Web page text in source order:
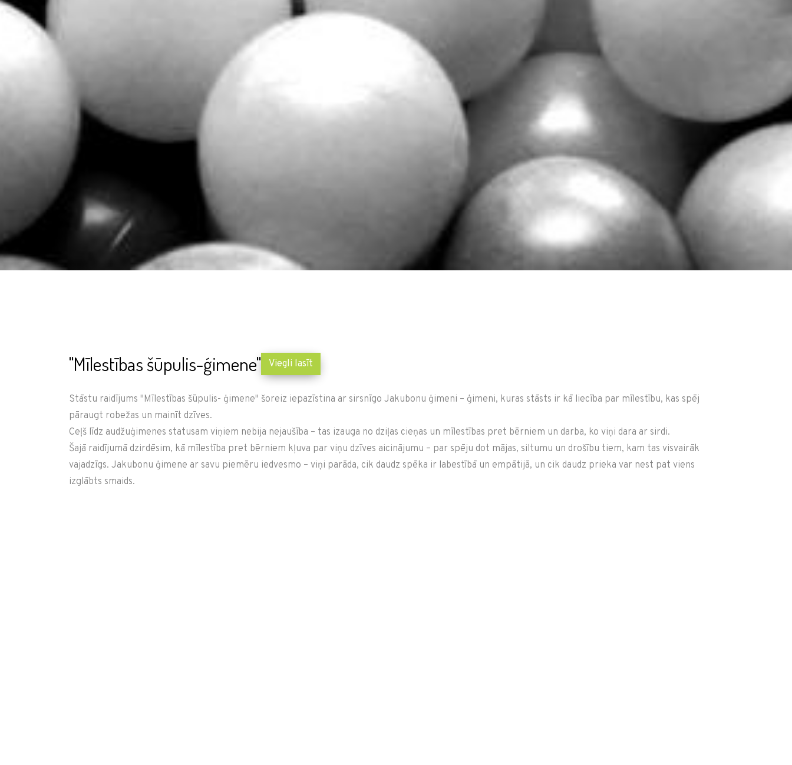
''Mīlestības šūpulis-ģimene'' Viegli lasīt
Stāstu raidījums "Mīlestības šūpulis- ģimene" šoreiz iepazīstina ar sirsnīgo Jakubonu ģimeni – ģimeni, kuras stāsts ir kā liecība par mīlestību, kas spēj
pāraugt robežas un mainīt dzīves.
Ceļš līdz audžuģimenes statusam viņiem nebija nejaušība – tas izauga no dziļas cieņas un mīlestības pret bērniem un darba, ko viņi dara ar sirdi.
Šajā raidījumā dzirdēsim, kā mīlestība pret bērniem kļuva par viņu dzīves aicinājumu – par spēju dot mājas, siltumu un drošību tiem, kam tas visvairāk
vajadzīgs. Jakubonu ģimene ar savu piemēru iedvesmo – viņi parāda, cik daudz spēka ir labestībā un empātijā, un cik daudz prieka var nest pat viens
izglābts smaids.